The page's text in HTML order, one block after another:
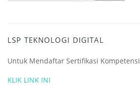
LSP TEKNOLOGI DIGITAL
Untuk Mendaftar Sertifikasi Kompetensi
KLIK LINK INI